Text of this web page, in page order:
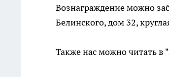
Вознаграждение можно
Белинского, дом 32,
Также нас можно читать в